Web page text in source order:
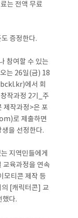
는 전액 무료
증정한다.
참여할 수 있는
는 26일(금) 18
에서 회
작과정 2기_주
제작과정>은 포
로 제출하면
을 선정한다.
지역민들에게
교육과정을 연속
모티콘 제작 등
의 [캐릭터콘] 교
했다.